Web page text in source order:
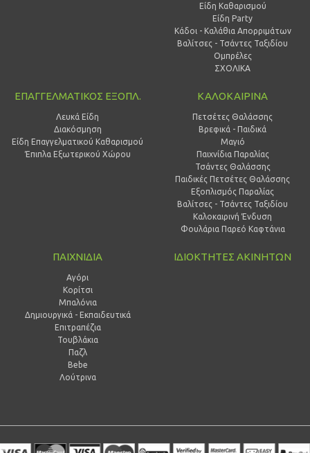
Είδη Καθαρισμού
Είδη Party
Κάδοι - Καλάθια Απορριμάτων
Βαλίτσες - Τσάντες Ταξιδίου
Ομπρέλες
ΣΧΟΛΙΚΑ
ΕΠΑΓΓΕΛΜΑΤΙΚΟΣ ΕΞΟΠΛ.
Λευκά Είδη
Διακόσμηση
Είδη Επαγγελματικού Καθαρισμού
Έπιπλα Εξωτερικού Χώρου
ΚΑΛΟΚΑΙΡΙΝΑ
Πετσέτες Θαλάσσης
Βρεφικά - Παιδικά
Μαγιό
Παιχνίδια Παραλίας
Τσάντες Θαλάσσης
Παιδικές Πετσέτες Θαλάσσης
Εξοπλισμός Παραλίας
Βαλίτσες - Τσάντες Ταξιδίου
Καλοκαιρινή Ένδυση
Φουλάρια Παρεό Καφτάνια
ΠΑΙΧΝΙΔΙΑ
Αγόρι
Κορίτσι
Μπαλόνια
Δημιουργικά - Εκπαιδευτικά
Επιτραπέζια
Τουβλάκια
Παζλ
Bebe
Λούτρινα
ΙΔΙΟΚΤΗΤΕΣ ΑΚΙΝΗΤΩΝ